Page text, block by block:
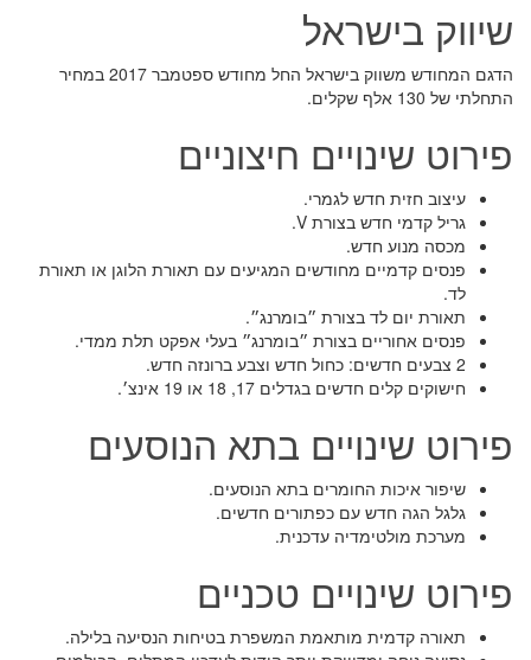
שיווק בישראל
הדגם המחודש משווק בישראל החל מחודש ספטמבר 2017 במחיר
התחלתי של 130 אלף שקלים.
פירוט שינויים חיצוניים
עיצוב חזית חדש לגמרי.
גריל קדמי חדש בצורת V.
מכסה מנוע חדש.
פנסים קדמיים מחודשים המגיעים עם תאורת הלוגן או תאורת
לד.
תאורת יום לד בצורת ״בומרנג״.
פנסים אחוריים בצורת ״בומרנג״ בעלי אפקט תלת ממדי.
2 צבעים חדשים: כחול חדש וצבע ברונזה חדש.
חישוקים קלים חדשים בגדלים 17, 18 או 19 אינצ׳.
פירוט שינויים בתא הנוסעים
שיפור איכות החומרים בתא הנוסעים.
גלגל הגה חדש עם כפתורים חדשים.
מערכת מולטימדיה עדכנית.
פירוט שינויים טכניים
תאורה קדמית מותאמת המשפרת בטיחות הנסיעה בלילה.